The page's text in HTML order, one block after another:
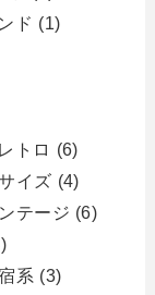
ド (1)
レトロ (6)
イズ (4)
テージ (6)
系 (3)